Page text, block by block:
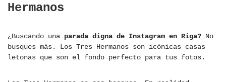
Hermanos
¿Buscando una parada digna de Instagram en Riga? No
busques más. Los Tres Hermanos son icónicas casas
letonas que son el fondo perfecto para tus fotos.